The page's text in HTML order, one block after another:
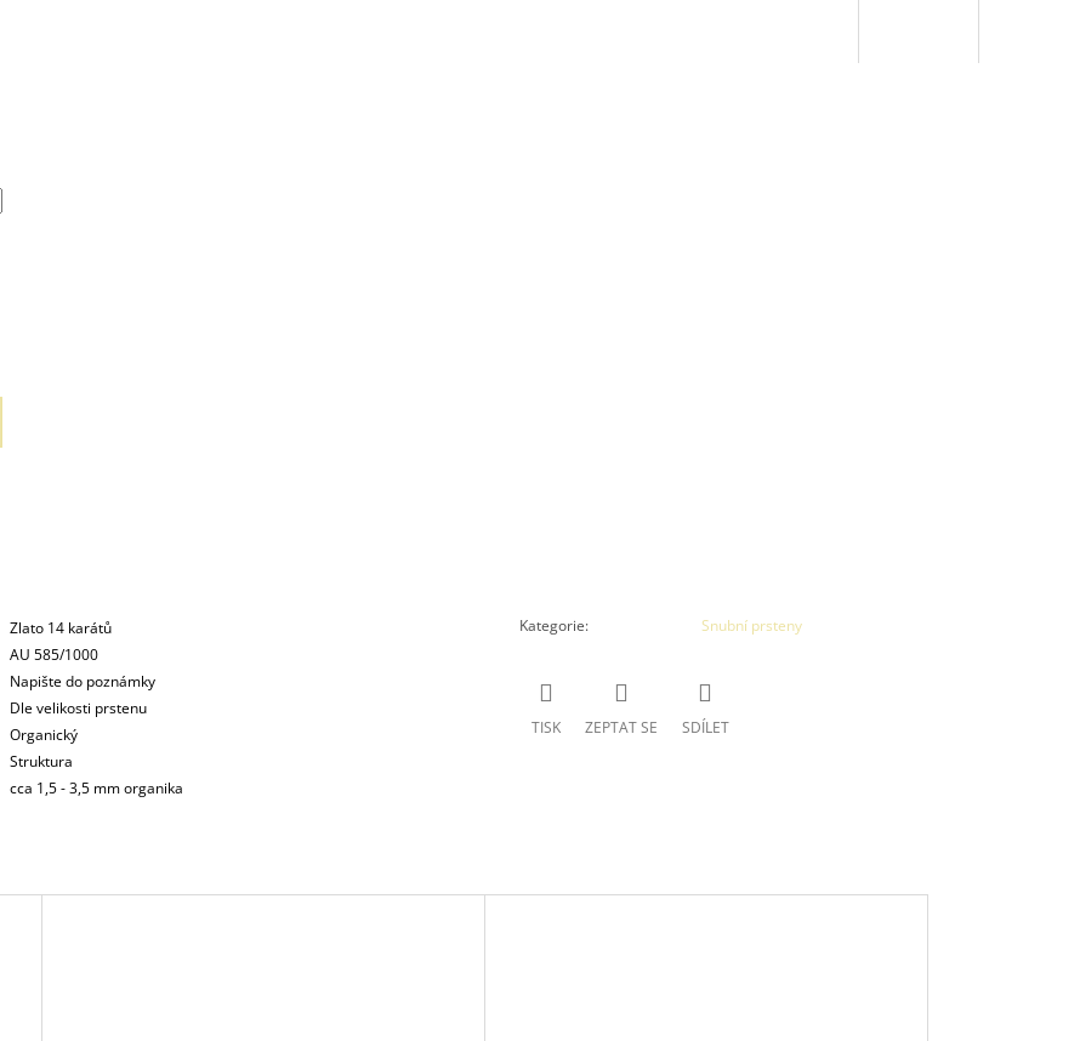
Zlato 14 karátů
AU 585/1000
Napište do poznámky
Dle velikosti prstenu
Organický
Struktura
cca 1,5 - 3,5 mm organika
Kategorie: Snubní prsteny
TISK ZEPTAT SE SDÍLET